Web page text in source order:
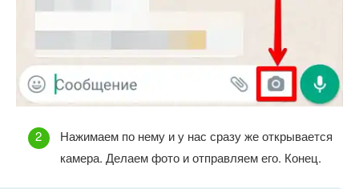
Нажимаем по нему и у нас сразу же открывается
камера. Делаем фото и отправляем его. Конец.